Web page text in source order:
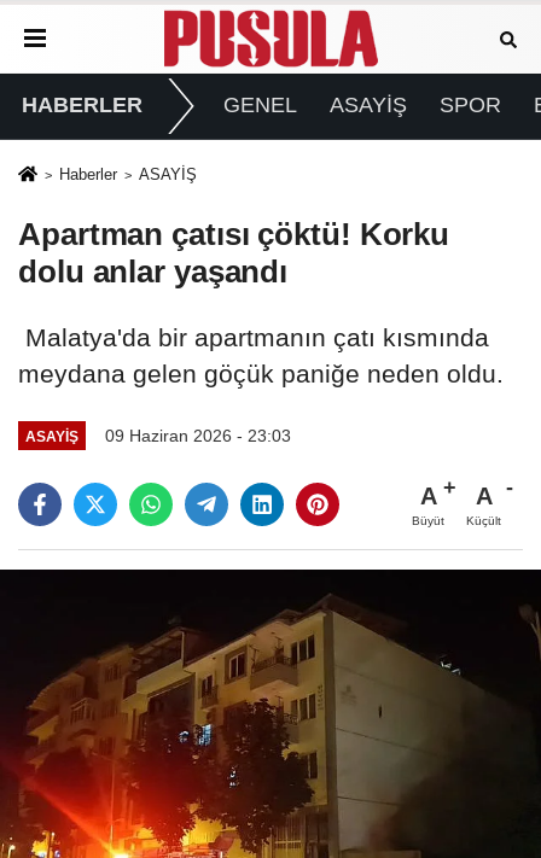
HABERLER GENEL ASAYİŞ SPOR
Haberler ASAYİŞ
Apartman çatısı çöktü! Korku
dolu anlar yaşandı
Malatya'da bir apartmanın çatı kısmında
meydana gelen göçük paniğe neden oldu.
ASAYİŞ 09 Haziran 2026 - 23:03
A
Büyüt
A
Küçült